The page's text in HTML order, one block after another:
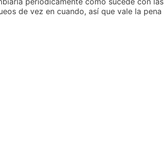
de vez en cuando, así que vale la pena